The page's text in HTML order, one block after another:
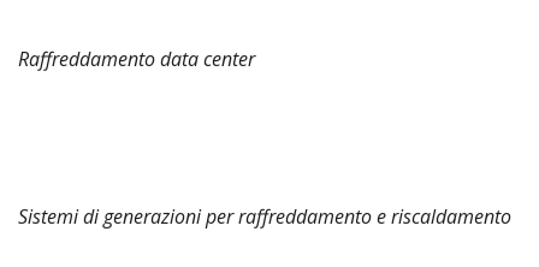
Raffreddamento data center
Sistemi di generazioni per raffreddamento e riscaldamento